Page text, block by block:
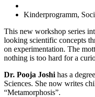
Kinderprogramm,
This new workshop series
looking scientific concepts
on experimentation. The
nothing is too hard for a
Dr. Pooja Joshi has a
Sciences. She now writes
“Metamorphosis”.